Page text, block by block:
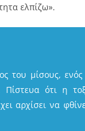
ελπίζω».
του μίσους,
ότι η
αρχίσει να